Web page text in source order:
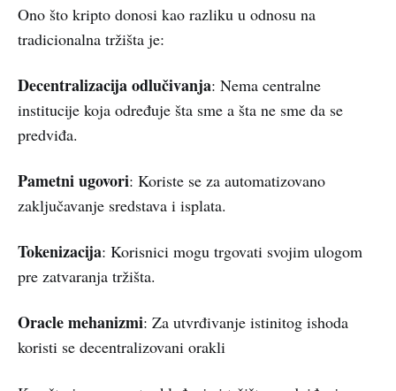
Ono što kripto donosi kao razliku u odnosu na
tradicionalna tržišta je:
Decentralizacija odlučivanja: Nema centralne
institucije koja određuje šta sme a šta ne sme da se
predviđa.
Pametni ugovori: Koriste se za automatizovano
zaključavanje sredstava i isplata.
Tokenizacija: Korisnici mogu trgovati svojim ulogom
pre zatvaranja tržišta.
Oracle mehanizmi: Za utvrđivanje istinitog ishoda
koristi se decentralizovani orakli